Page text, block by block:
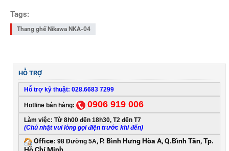
Tags:
Thang ghế Nikawa NKA-04
HỖ TRỢ
Hỗ trợ kỹ thuật: 028.6683 7299
Hotline bán hàng: 0906 919 006
Làm việc: Từ 8h00 đến 18h30, T2 đến T7
(Chủ nhật vui lòng gọi điện trước khi đến)
Office: 98 Đường 5A, P. Bình Hưng Hòa A, Q.Bình Tân, Tp.
Hồ Chí Minh